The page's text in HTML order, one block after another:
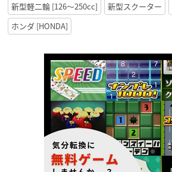
新型軽二輪 [126〜250cc]
新型スクーター
ホンダ [HONDA]